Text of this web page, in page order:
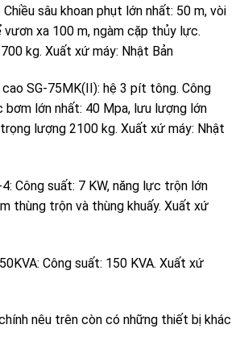
sâu khoan phụt lớn nhất: 50 m, vòi
xa 100 m, ngàm cặp thủy lực.
kg. Xuất xứ máy: Nhật Bản
SG-75MK(II): hệ 3 pít tông. Công
bơm lớn nhất: 40 Mpa, lưu lượng lớn
lượng 2100 kg. Xuất xứ máy: Nhật
Công suất: 7 KW, năng lực trộn lớn
thùng trộn và thùng khuấy. Xuất xứ
Công suất: 150 KVA. Xuất xứ
nêu trên còn có những thiết bị khác